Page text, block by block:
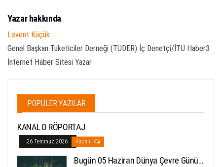
Yazar hakkında
Levent Küçük
Genel Başkan Tüketiciler Derneği (TÜDER) İç Denetçi/İTÜ Haber3
İnternet Haber Sitesi Yazar
POPÜLER YAZILAR
KANAL D RÖPORTAJ
26 Temmuz 2026 Kapalı
Bugün 05 Haziran Dünya Çevre Günü…